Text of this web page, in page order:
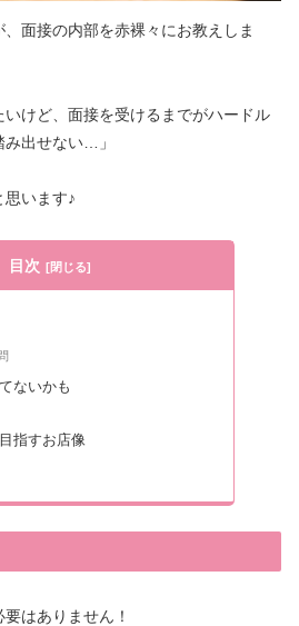
面接の内部を赤裸々にお教えしま
いけど、面接を受けるまでがハードル
出せない…」
思います♪
目次
ないかも
指すお店像
はありません！